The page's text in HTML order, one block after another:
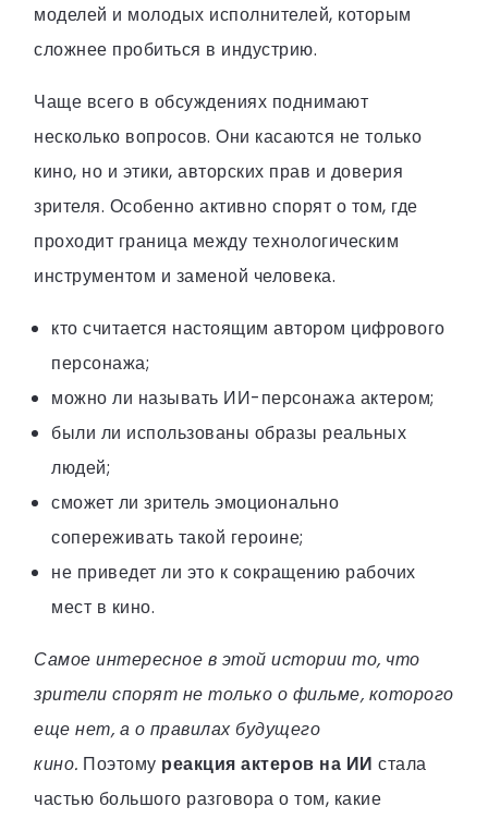
моделей и молодых исполнителей, которым
сложнее пробиться в индустрию.
Чаще всего в обсуждениях поднимают
несколько вопросов. Они касаются не только
кино, но и этики, авторских прав и доверия
зрителя. Особенно активно спорят о том, где
проходит граница между технологическим
инструментом и заменой человека.
кто считается настоящим автором цифрового
персонажа;
можно ли называть ИИ-персонажа актером;
были ли использованы образы реальных
людей;
сможет ли зритель эмоционально
сопереживать такой героине;
не приведет ли это к сокращению рабочих
мест в кино.
Самое интересное в этой истории то, что
зрители спорят не только о фильме, которого
еще нет, а о правилах будущего
кино. Поэтому реакция актеров на ИИ стала
частью большого разговора о том, какие